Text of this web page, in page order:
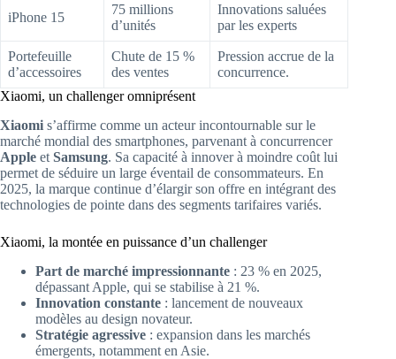
iPhone 15
75 millions
d’unités
Innovations saluées
par les experts
Portefeuille
d’accessoires
Chute de 15 %
des ventes
Pression accrue de la
concurrence.
Xiaomi, un challenger omniprésent
Xiaomi s’affirme comme un acteur incontournable sur le
marché mondial des smartphones, parvenant à concurrencer
Apple et Samsung. Sa capacité à innover à moindre coût lui
permet de séduire un large éventail de consommateurs. En
2025, la marque continue d’élargir son offre en intégrant des
technologies de pointe dans des segments tarifaires variés.
Xiaomi, la montée en puissance d’un challenger
Part de marché impressionnante : 23 % en 2025,
dépassant Apple, qui se stabilise à 21 %.
Innovation constante : lancement de nouveaux
modèles au design novateur.
Stratégie agressive : expansion dans les marchés
émergents, notamment en Asie.